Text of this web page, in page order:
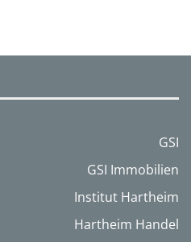
GSI
GSI Immobilien
Institut Hartheim
Hartheim Handel